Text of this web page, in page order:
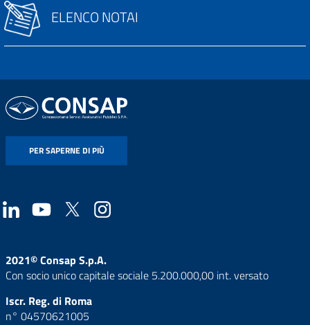
ELENCO NOTAI
PER SAPERNE DI PIÙ
2021© Consap S.p.A.
Con socio unico capitale sociale 5.200.000,00 int. versato
Iscr. Reg. di Roma
n° 04570621005